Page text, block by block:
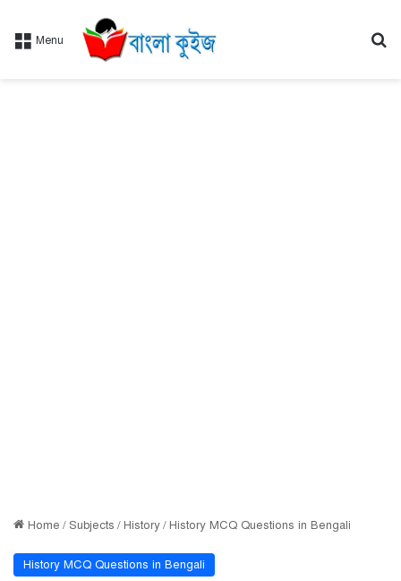
Menu
Home / Subjects /History/History MCQ Questions in Bengali
History MCQ Questions in Bengali